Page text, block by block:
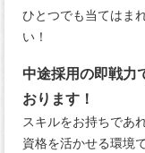
ひとつでも当てはま
い！
中途採用の即戦力
おります！
スキルをお持ちであ
資格を活かせる環境で